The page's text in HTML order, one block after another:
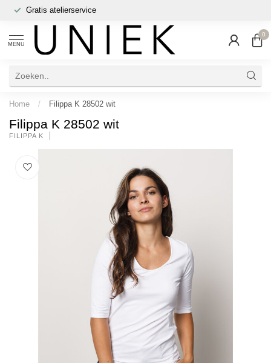
Gratis atelierservice
MENU
0
Home / Filippa K 28502 wit
Filippa K 28502 wit
FILIPPA K